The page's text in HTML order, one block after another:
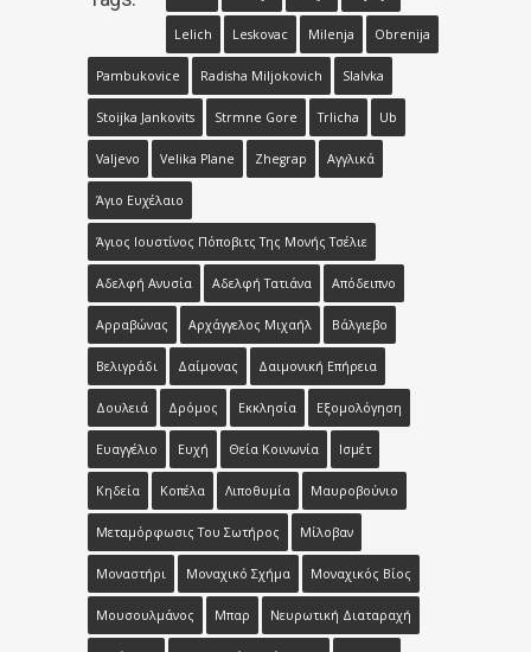
Lelich Leskovac Milenja Obrenija
Pambukovice Radisha Miljokovich Slalvka
Stoijka Jankovits Strmne Gore Trlicha Ub
Valjevo Velika Plane Zhegrap Αγγλικά
Άγιο Ευχέλαιο
Άγιος Ιουστίνος Πόποβιτς Της Μονής Τσέλιε
Αδελφή Ανυσία Αδελφή Τατιάνα Απόδειπνο
Αρραβώνας Αρχάγγελος Μιχαήλ Βάλγιεβο
Βελιγράδι Δαίμονας Δαιμονική Επήρεια
Δουλειά Δρόμος Εκκλησία Εξομολόγηση
Ευαγγέλιο Ευχή Θεία Κοινωνία Ισμέτ
Κηδεία Κοπέλα Λιποθυμία Μαυροβούνιο
Μεταμόρφωσις Του Σωτήρος Μίλοβαν
Μοναστήρι Μοναχικό Σχήμα Μοναχικός Βίος
Μουσουλμάνος Μπαρ Νευρωτική Διαταραχή